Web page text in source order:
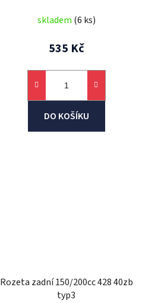
skladem (6 ks)
535 Kč
DO KOŠÍKU
Rozeta zadní 150/200cc 428 40zb
typ3